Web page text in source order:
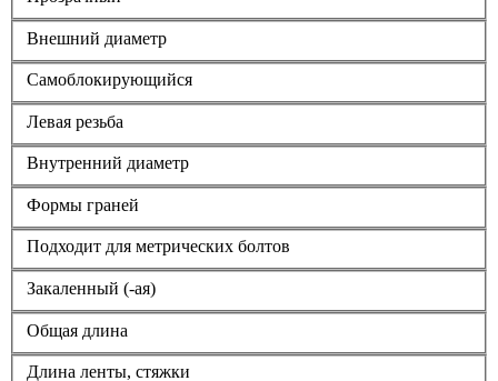
Внешний диаметр
Самоблокирующийся
Левая резьба
Внутренний диаметр
Формы граней
Подходит для метрических болтов
Закаленный (-ая)
Общая длина
Длина ленты, стяжки